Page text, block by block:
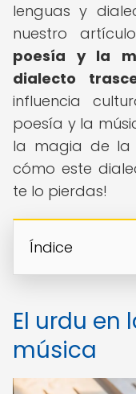
lenguas y
nuestro
poesía y la
dialecto
influencia
poesía y la
la magia de la
cómo este
te lo pierdas!
Índice
El urdu en
música